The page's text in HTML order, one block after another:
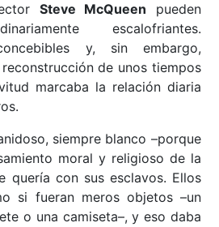
Steve McQueen pueden
escalofriantes.
y, sin embargo,
de unos tiempos
marcaba la relación diaria
siempre blanco –porque
moral y religioso de la
quería con sus esclavos. Ellos
si fueran meros objetos –un
o una camiseta–, y eso daba